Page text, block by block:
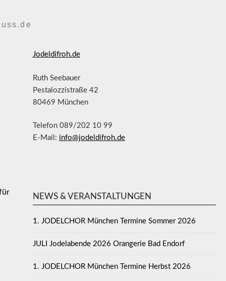
Jodeldifroh.de
Ruth Seebauer
Pestalozzistraße 42
80469 München
Telefon 089/202 10 99
E-Mail: info@jodeldifroh.de
NEWS & VERANSTALTUNGEN
1. JODELCHOR München Termine Sommer 2026
JULI Jodelabende 2026 Orangerie Bad Endorf
1. JODELCHOR München Termine Herbst 2026